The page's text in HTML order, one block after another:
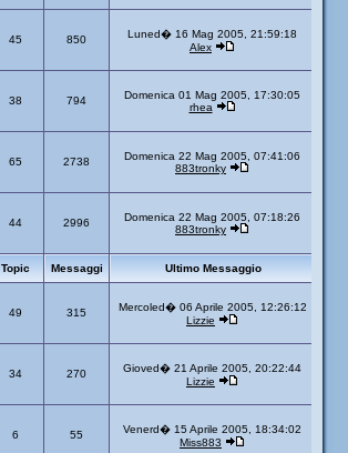
45 850
Luned� 16 Mag 2005, 21:59:18
Alex
38 794
Domenica 01 Mag 2005, 17:30:05
rhea
65 2738
Domenica 22 Mag 2005, 07:41:06
883tronky
44 2996
Domenica 22 Mag 2005, 07:18:26
883tronky
Topic Messaggi Ultimo Messaggio
49 315
Mercoled� 06 Aprile 2005, 12:26:12
Lizzie
34 270
Gioved� 21 Aprile 2005, 20:22:44
Lizzie
6 55
Venerd� 15 Aprile 2005, 18:34:02
Miss883